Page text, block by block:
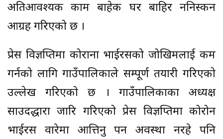
अतिआवश्यक काम बाहेक घर बाहिर ननिस्कन
आग्रह गरिएको छ ।
प्रेस विज्ञप्तिमा कोराना भाईरसको जोखिमलाई कम
गर्नको लागि गाउँपालिकाले सम्पूर्ण तयारी गरिएको
उल्लेख गरिएको छ । गाउँपालिकाका अध्यक्ष
साउदद्धारा जारि गरिएको प्रेस विज्ञप्तिमा कोरोन
भाईरस वारेमा आत्तिनु पर्ने अवस्था नरहे पनि